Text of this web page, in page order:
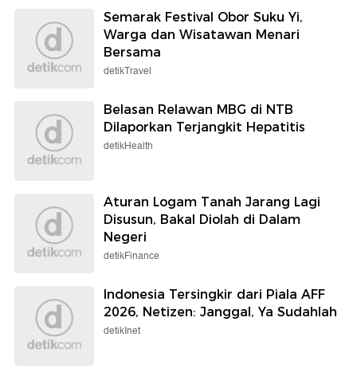
Semarak Festival Obor Suku Yi,
Warga dan Wisatawan Menari
Bersama
detikTravel
Belasan Relawan MBG di NTB
Dilaporkan Terjangkit Hepatitis
detikHealth
Aturan Logam Tanah Jarang Lagi
Disusun, Bakal Diolah di Dalam
Negeri
detikFinance
Indonesia Tersingkir dari Piala AFF
2026, Netizen: Janggal, Ya Sudahlah
detikInet